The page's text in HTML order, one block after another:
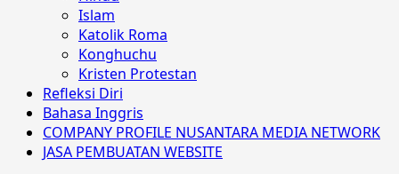
Islam
Katolik Roma
Konghuchu
Kristen Protestan
Refleksi Diri
Bahasa Inggris
COMPANY PROFILE NUSANTARA MEDIA NETWORK
JASA PEMBUATAN WEBSITE